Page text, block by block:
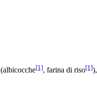
(albicocche[1], farina di riso[1]